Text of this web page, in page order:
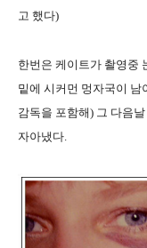
고 했다)
한번은 케이트가 촬영중
밑에 시커먼 멍자국이 남
감독을 포함해) 그 다음
자아냈다.